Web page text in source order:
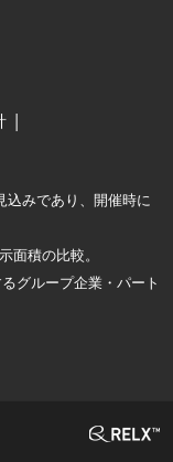
込みであり、開催時に
積の比較。
グループ企業・パート